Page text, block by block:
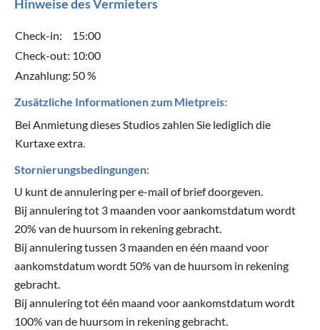
Hinweise des Vermieters
Check-in:
15:00
Check-out: 10:00
Anzahlung: 50 %
Zusätzliche Informationen zum Mietpreis:
Bei Anmietung dieses Studios zahlen Sie lediglich die
Kurtaxe extra.
Stornierungsbedingungen:
U kunt de annulering per e-mail of brief doorgeven.
Bij annulering tot 3 maanden voor aankomstdatum wordt
20% van de huursom in rekening gebracht.
Bij annulering tussen 3 maanden en één maand voor
aankomstdatum wordt 50% van de huursom in rekening
gebracht.
Bij annulering tot één maand voor aankomstdatum wordt
100% van de huursom in rekening gebracht.